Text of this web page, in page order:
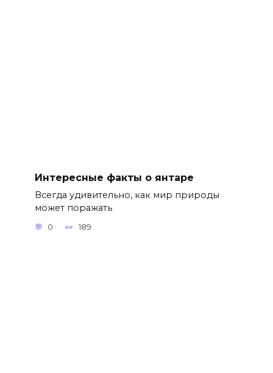
Интересные факты о янтаре
Всегда удивительно, как мир природы
может поражать
0 189